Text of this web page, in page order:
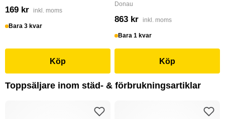
169 kr inkl. moms
Bara 3 kvar
Köp
Donau
863 kr inkl. moms
Bara 1 kvar
Köp
Toppsäljare inom städ- & förbrukningsartiklar